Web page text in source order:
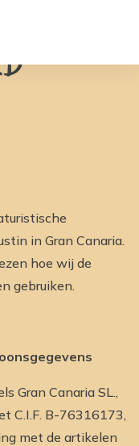
in Gran Canaria.
hoe wij de
gebruiken.
Gran Canaria SL.,
C.I.F. B-76316173,
met de artikelen